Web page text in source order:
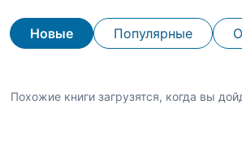
Новые Популярные
Похожие книги загрузятся, когда вы